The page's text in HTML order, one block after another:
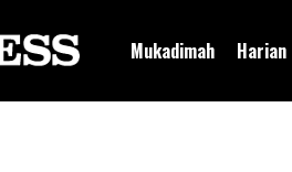
Mukadimah Harian